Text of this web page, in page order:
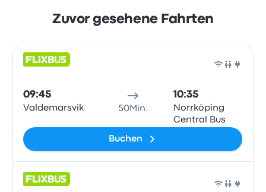
Zuvor gesehene Fahrten
09:45
Valdemarsvik 50Min.
10:35
Norrköping
Central Bus
Buchen